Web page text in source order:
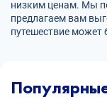
низким ценам. Мы
предлагаем вам
путешествие